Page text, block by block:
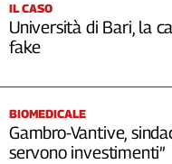
IL CASO
Università di Bari, la
fake
BIOMEDICALE
Gambro-Vantive,
servono investimenti”